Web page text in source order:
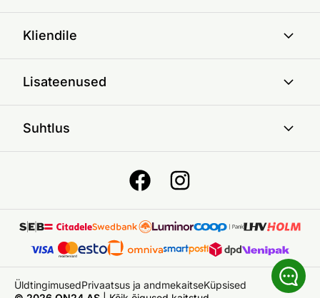
Kliendile
Lisateenused
Suhtlus
ÜldtingimusedPrivaatsus ja andmekaitseKüpsised